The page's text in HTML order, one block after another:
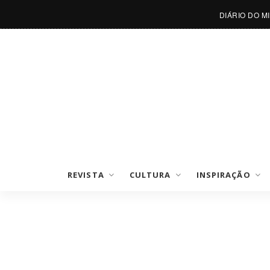
DIÁRIO DO
REVISTA CULTURA INSPIRAÇÃO